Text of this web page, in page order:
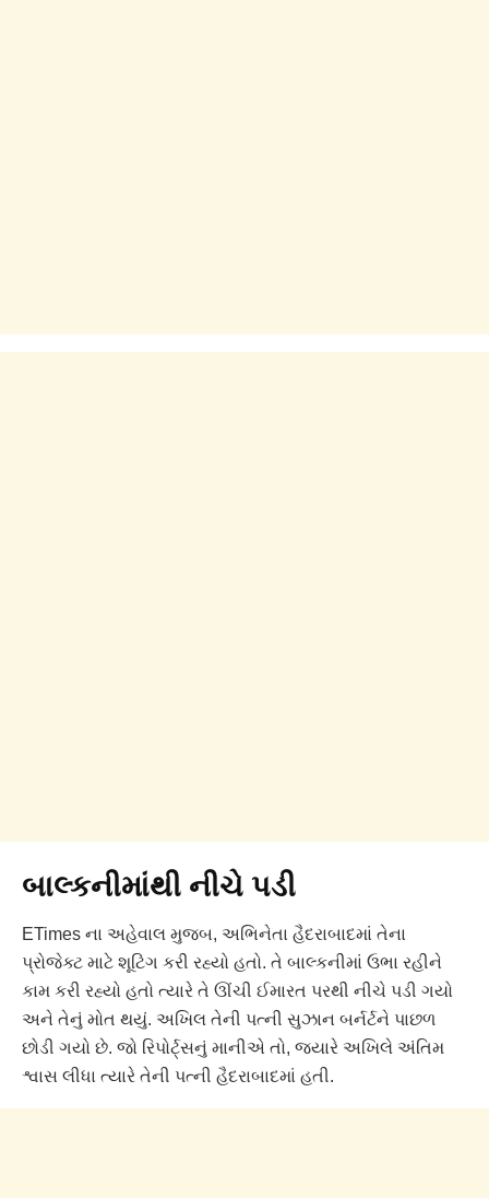
બાલ્કનીમાંથી નીચે પડી
ETimes ના અહેવાલ મુજબ, અભિનેતા હૈદરાબાદમાં તેના
પ્રોજેક્ટ માટે શૂટિંગ કરી રહ્યો હતો. તે બાલ્કનીમાં ઉભા રહીને
કામ કરી રહ્યો હતો ત્યારે તે ઊંચી ઈમારત પરથી નીચે પડી ગયો
અને તેનું મોત થયું. અખિલ તેની પત્ની સુઝાન બર્નર્ટને પાછળ
છોડી ગયો છે. જો રિપોર્ટ્સનું માનીએ તો, જ્યારે અખિલે અંતિમ
શ્વાસ લીધા ત્યારે તેની પત્ની હૈદરાબાદમાં હતી.